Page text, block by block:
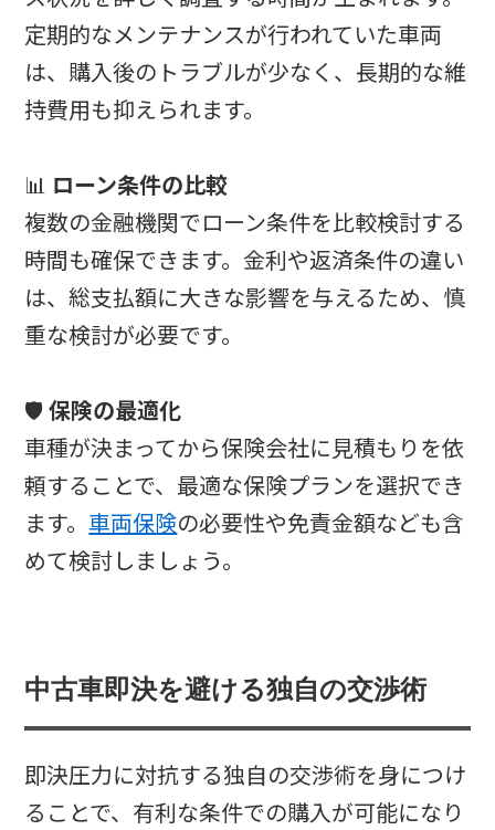
定期的なメンテナンスが行われていた車両
は、購入後のトラブルが少なく、長期的な維
持費用も抑えられます。
📊 ローン条件の比較
複数の金融機関でローン条件を比較検討する
時間も確保できます。金利や返済条件の違い
は、総支払額に大きな影響を与えるため、慎
重な検討が必要です。
🛡️保険の最適化
車種が決まってから保険会社に見積もりを依
頼することで、最適な保険プランを選択でき
ます。車両保険の必要性や免責金額なども含
めて検討しましょう。
中古車即決を避ける独自の交渉術
即決圧力に対抗する独自の交渉術を身につけ
ることで、有利な条件での購入が可能になり